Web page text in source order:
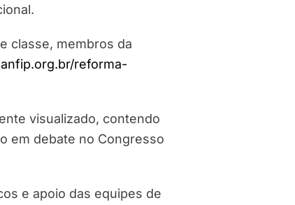
classe, membros da
reforma-
visualizado, contendo
em debate no Congresso
e apoio das equipes de